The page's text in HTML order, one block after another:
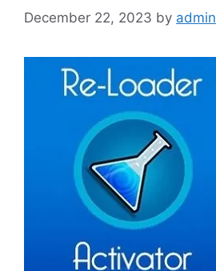
December 22, 2023 by admin